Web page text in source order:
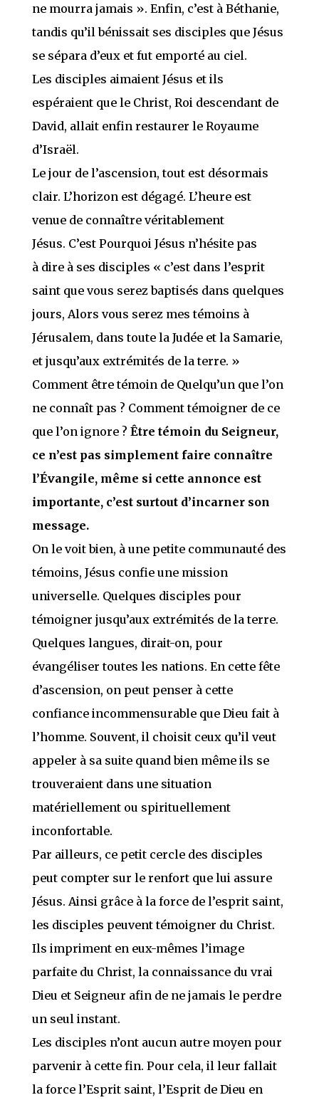
ne mourra jamais ». Enfin, c’est à Béthanie,
tandis qu’il bénissait ses disciples que Jésus
se sépara d’eux et fut emporté au ciel.
Les disciples aimaient Jésus et ils
espéraient que le Christ, Roi descendant de
David, allait enfin restaurer le Royaume
d’Israël.
Le jour de l’ascension, tout est désormais
clair. L’horizon est dégagé. L’heure est
venue de connaître véritablement
Jésus. C’est Pourquoi Jésus n’hésite pas
à dire à ses disciples « c’est dans l’esprit
saint que vous serez baptisés dans quelques
jours, Alors vous serez mes témoins à
Jérusalem, dans toute la Judée et la Samarie,
et jusqu’aux extrémités de la terre. »
Comment être témoin de Quelqu’un que l’on
ne connaît pas ? Comment témoigner de ce
que l’on ignore ? Être témoin du Seigneur,
ce n’est pas simplement faire connaître
l’Évangile, même si cette annonce est
importante, c’est surtout d’incarner son
message.
On le voit bien, à une petite communauté des
témoins, Jésus confie une mission
universelle. Quelques disciples pour
témoigner jusqu’aux extrémités de la terre.
Quelques langues, dirait-on, pour
évangéliser toutes les nations. En cette fête
d’ascension, on peut penser à cette
confiance incommensurable que Dieu fait à
l’homme. Souvent, il choisit ceux qu’il veut
appeler à sa suite quand bien même ils se
trouveraient dans une situation
matériellement ou spirituellement
inconfortable.
Par ailleurs, ce petit cercle des disciples
peut compter sur le renfort que lui assure
Jésus. Ainsi grâce à la force de l’esprit saint,
les disciples peuvent témoigner du Christ.
Ils impriment en eux-mêmes l’image
parfaite du Christ, la connaissance du vrai
Dieu et Seigneur afin de ne jamais le perdre
un seul instant.
Les disciples n’ont aucun autre moyen pour
parvenir à cette fin. Pour cela, il leur fallait
la force l’Esprit saint, l’Esprit de Dieu en